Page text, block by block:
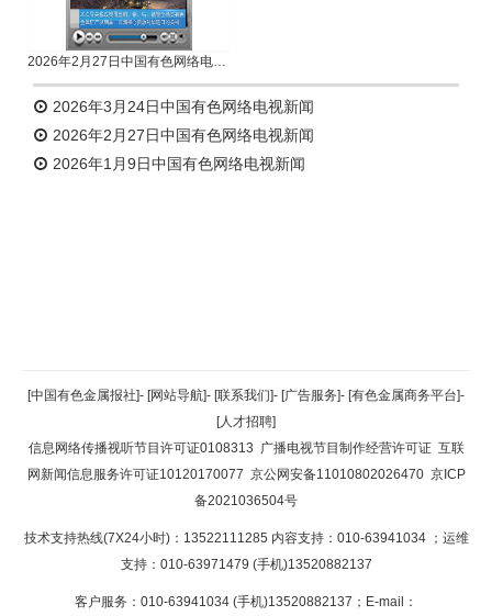
2026年2月27日中国有色网络电视新闻
2026年3月24日中国有色网络电视新闻
2026年2月27日中国有色网络电视新闻
2026年1月9日中国有色网络电视新闻
返回顶部
返回首页
[中国有色金属报社]- [网站导航]- [联系我们]- [广告服务]- [有色金属商务平台]-
[人才招聘]
信息网络传播视听节目许可证0108313 广播电视节目制作经营许可证 互联
网新闻信息服务许可证10120170077 京公网安备11010802026470 京ICP
备2021036504号
技术支持热线(7X24小时)：13522111285 内容支持：010-63941034 ；运维
支持：010-63971479 (手机)13520882137
客户服务：010-63941034 (手机)13520882137；E-mail：